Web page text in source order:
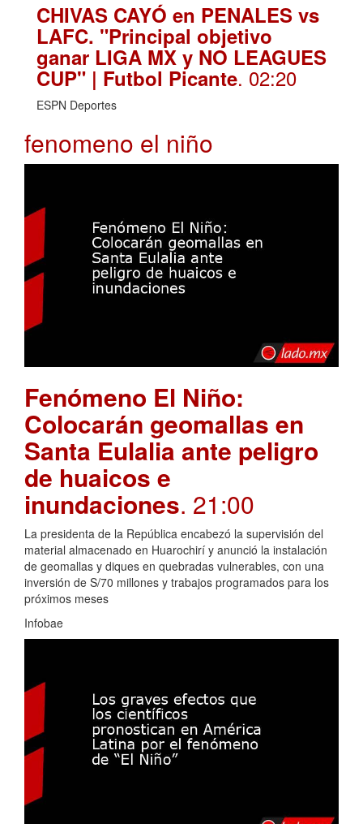
CHIVAS CAYÓ en PENALES vs
LAFC. "Principal objetivo
ganar LIGA MX y NO LEAGUES
CUP" | Futbol Picante. 02:20
ESPN Deportes
fenomeno el niño
Fenómeno El Niño:
Colocarán geomallas en
Santa Eulalia ante peligro
de huaicos e
inundaciones. 21:00
La presidenta de la República encabezó la supervisión del
material almacenado en Huarochirí y anunció la instalación
de geomallas y diques en quebradas vulnerables, con una
inversión de S/70 millones y trabajos programados para los
próximos meses
Infobae